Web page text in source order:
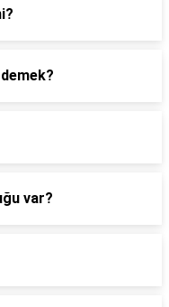
var?